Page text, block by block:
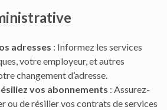
adresses : Informez les services
votre employeur, et autres
changement d’adresse.
vos abonnements : Assurez-
ou de résilier vos contrats de services